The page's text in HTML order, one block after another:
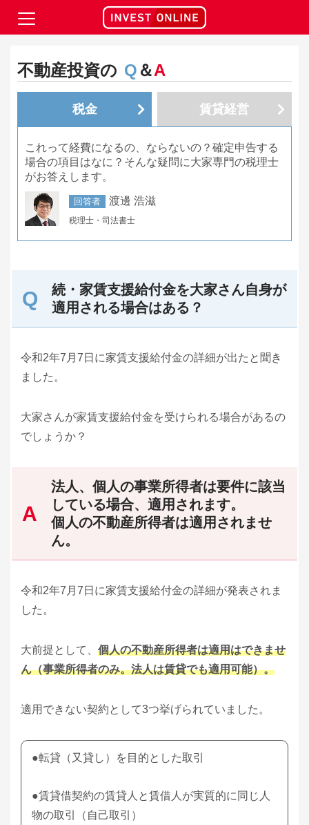
不動産投資の Q ＆A
税金 賃貸経営
これって経費になるの、ならないの？確定申告する
場合の項目はなに？そんな疑問に大家専門の税理士
がお答えします。
回答者 渡邊 浩滋
税理士・司法書士
続・家賃支援給付金を大家さん自身が
適用される場合はある？
令和2年7月7日に家賃支援給付金の詳細が出たと聞き
ました。
大家さんが家賃支援給付金を受けられる場合があるの
でしょうか？
法人、個人の事業所得者は要件に該当
している場合、適用されます。
個人の不動産所得者は適用されませ
ん。
令和2年7月7日に家賃支援給付金の詳細が発表されま
した。
大前提として、 個人の不動産所得者は適用はできませ
ん（事業所得者のみ。法人は賃貸でも適用可能）。
適用できない契約として3つ挙げられていました。
●転貸（又貸し）を目的とした取引
●賃貸借契約の賃貸人と賃借人が実質的に同じ人
物の取引（自己取引）